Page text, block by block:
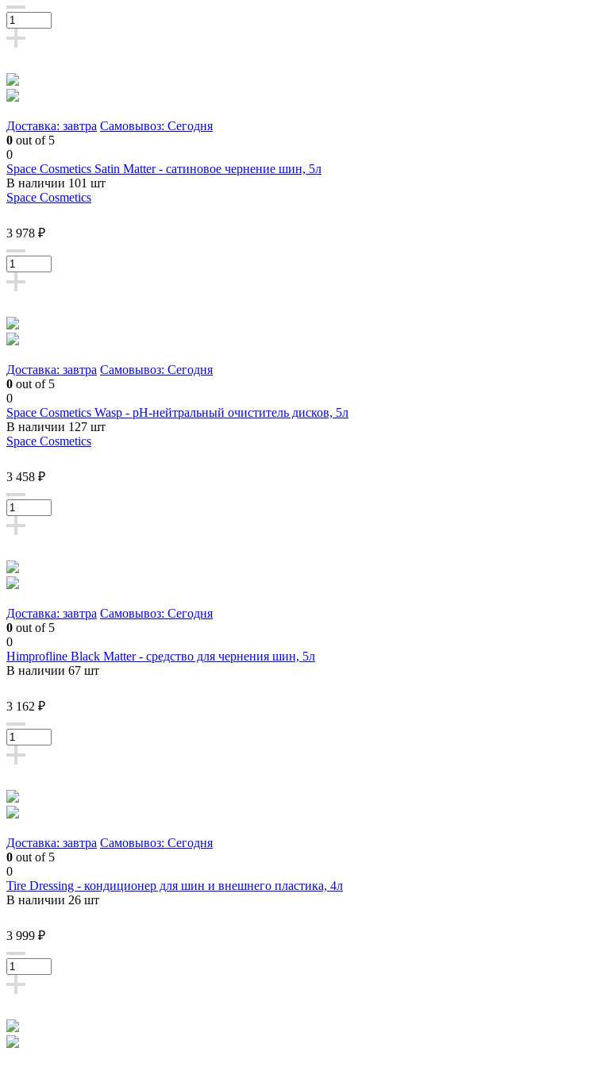
Доставка: завтра Самовывоз: Сегодня
0 out of 5
0
Space Cosmetics Satin Matter - сатиновое чернение шин, 5л
В наличии 101 шт
Space Cosmetics
3 978 ₽
Доставка: завтра Самовывоз: Сегодня
0 out of 5
0
Space Cosmetics Wasp - pH-нейтральный очиститель дисков, 5л
В наличии 127 шт
Space Cosmetics
3 458 ₽
Доставка: завтра Самовывоз: Сегодня
0 out of 5
0
Himprofline Black Matter - cредство для чернения шин, 5л
В наличии 67 шт
3 162 ₽
Доставка: завтра Самовывоз: Сегодня
0 out of 5
0
Tire Dressing - кондиционер для шин и внешнего пластика, 4л
В наличии 26 шт
3 999 ₽